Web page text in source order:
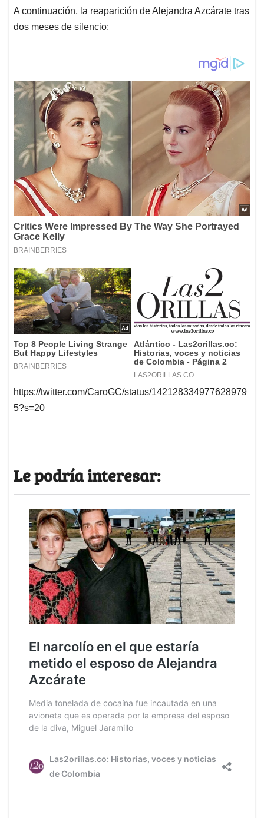
A continuación, la reaparición de Alejandra Azcárate tras
dos meses de silencio:
https://twitter.com/CaroGC/status/142128334977628979
5?s=20
Le podría interesar: